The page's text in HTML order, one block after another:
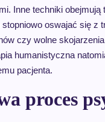
Inne techniki
oswajać się
czy wolne
humanistyczna
pacjenta.
proces